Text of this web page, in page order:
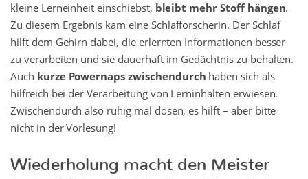
kleine Lerneinheit einschiebst, bleibt mehr Stoff hängen.
Zu diesem Ergebnis kam eine Schlafforscherin. Der Schlaf
hilft dem Gehirn dabei, die erlernten Informationen besser
zu verarbeiten und sie dauerhaft im Gedächtnis zu behalten.
Auch kurze Powernaps zwischendurch haben sich als
hilfreich bei der Verarbeitung von Lerninhalten erwiesen.
Zwischendurch also ruhig mal dösen, es hilft – aber bitte
nicht in der Vorlesung!
Wiederholung macht den Meister